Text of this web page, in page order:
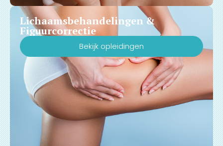
Lichaamsbehandelingen &
Figuurcorrectie
Bekijk opleidingen